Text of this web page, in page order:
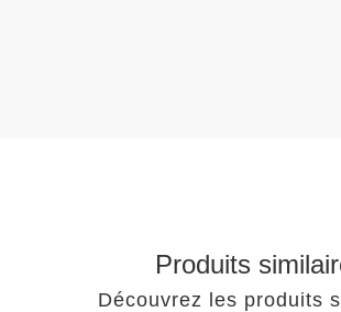
Produits
Découvrez les produits